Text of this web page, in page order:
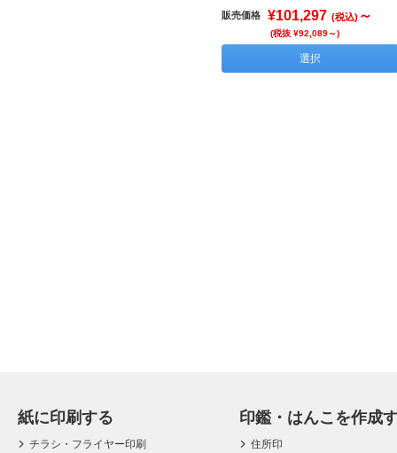
販売価格 ¥101,297 (税込) ～
(税抜 ¥92,089～)
選択
紙に印刷する
チラシ・フライヤー印刷
印鑑・はんこを作成
住所印